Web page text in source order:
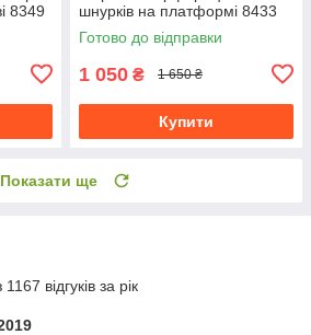
8349
шнурків на платформі 8433
Готово до відправки
1 050 ₴ 1 650 ₴
Купити
Показати ще
відгуків за рік